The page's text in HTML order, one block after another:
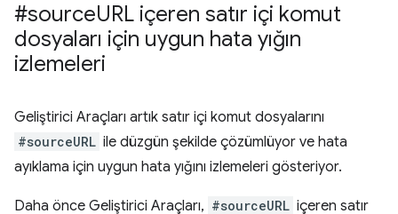
#sourceURL içeren satır içi komut
dosyaları için uygun hata yığın
izlemeleri
Geliştirici Araçları artık satır içi komut dosyalarını
#sourceURL ile düzgün şekilde çözümlüyor ve hata
ayıklama için uygun hata yığını izlemeleri gösteriyor.
Daha önce Geliştirici Araçları, #sourceURL içeren satır